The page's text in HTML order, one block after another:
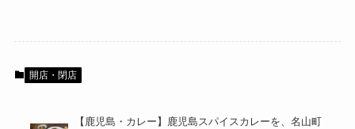
開店・閉店
【鹿児島・カレー】鹿児島スパイスカレーを、名山町